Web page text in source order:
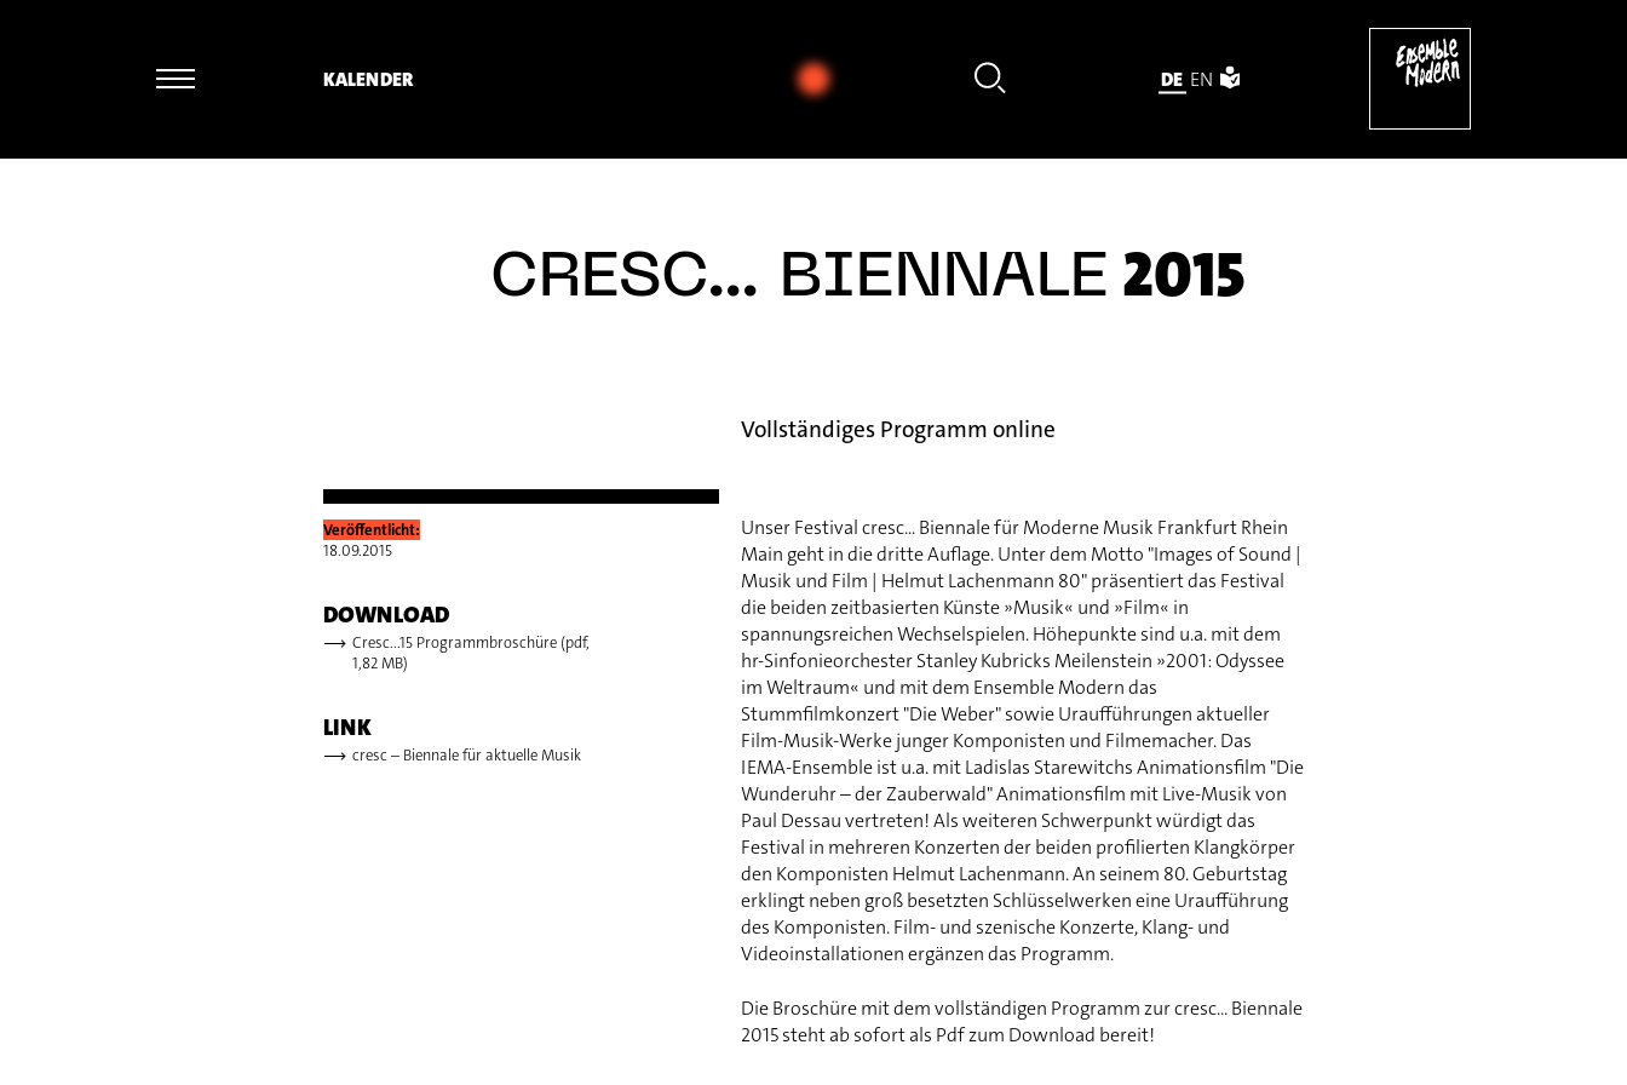
KALENDER DE EN
CRESC... BIENNALE 2015
Vollständiges Programm online
Veröffentlicht:
18.09.2015
DOWNLOAD
Cresc...15 Programmbroschüre (pdf,
1,82 MB)
LINK
cresc – Biennale für aktuelle Musik
Unser Festival cresc... Biennale für Moderne Musik Frankfurt Rhein
Main geht in die dritte Auflage. Unter dem Motto "Images of Sound |
Musik und Film | Helmut Lachenmann 80" präsentiert das Festival
die beiden zeitbasierten Künste »Musik« und »Film« in
spannungsreichen Wechselspielen. Höhepunkte sind u.a. mit dem
hr-Sinfonieorchester Stanley Kubricks Meilenstein »2001: Odyssee
im Weltraum« und mit dem Ensemble Modern das
Stummfilmkonzert "Die Weber" sowie Uraufführungen aktueller
Film-Musik-Werke junger Komponisten und Filmemacher. Das
IEMA-Ensemble ist u.a. mit Ladislas Starewitchs Animationsfilm "Die
Wunderuhr – der Zauberwald" Animationsfilm mit Live-Musik von
Paul Dessau vertreten! Als weiteren Schwerpunkt würdigt das
Festival in mehreren Konzerten der beiden profilierten Klangkörper
den Komponisten Helmut Lachenmann. An seinem 80. Geburtstag
erklingt neben groß besetzten Schlüsselwerken eine Uraufführung
des Komponisten. Film- und szenische Konzerte, Klang- und
Videoinstallationen ergänzen das Programm.
Die Broschüre mit dem vollständigen Programm zur cresc... Biennale
2015 steht ab sofort als Pdf zum Download bereit!